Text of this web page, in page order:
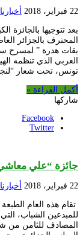
22 فبراير، 2018 أخبارنا
بعد تتوجيها بالجائزة
بقات هدرة ” لمسرح
العربي الذي تنظمه
تونس، تحت شعار
أكمل القراءة »
شاركها
Facebook
Twitter
جائزة “علي
22 فبراير، 2018 أخبارنا
تقام هذه العام
للمبدعين الشباب،
المصادف للثامن من